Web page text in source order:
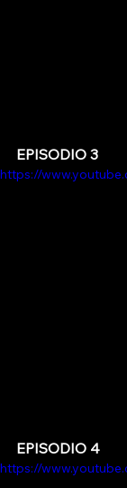
EPISODIO 3
https://
EPISODIO 4
https://